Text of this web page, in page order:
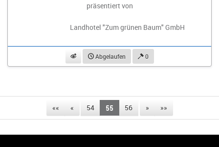
präsentiert von
Landhotel "Zum grünen Baum" GmbH
beobachtenAbgelaufen 0
«« « 54 55 56 » »»